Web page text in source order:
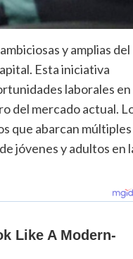
y amplias del
Esta iniciativa
laborales en
del mercado actual.
que abarcan múltiples
jóvenes y adultos en